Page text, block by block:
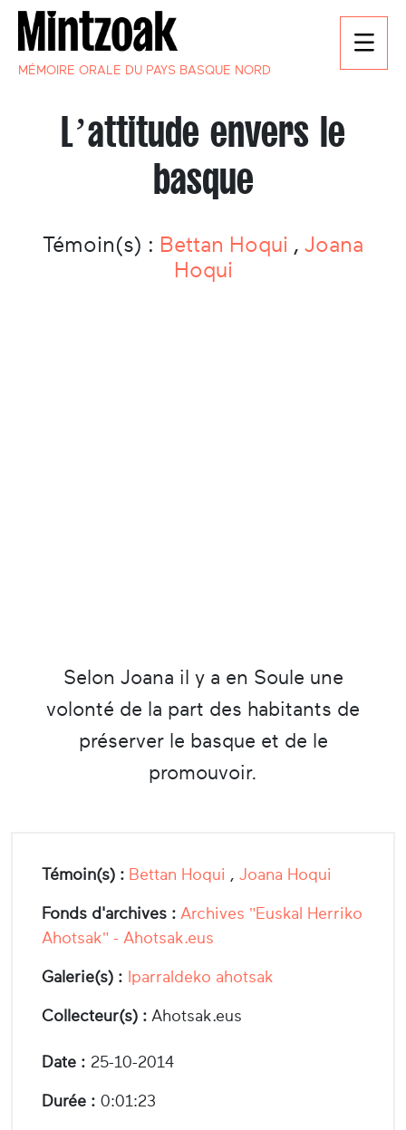
MÉMOIRE ORALE DU PAYS BASQUE NORD
L’attitude envers le
basque
Témoin(s) : Bettan Hoqui , Joana
Hoqui
Selon Joana il y a en Soule une
volonté de la part des habitants de
préserver le basque et de le
promouvoir.
Témoin(s) : Bettan Hoqui , Joana Hoqui
Fonds d'archives : Archives "Euskal Herriko
Ahotsak" - Ahotsak.eus
Galerie(s) : Iparraldeko ahotsak
Collecteur(s) : Ahotsak.eus
Date : 25-10-2014
Durée : 0:01:23